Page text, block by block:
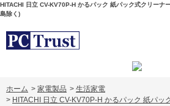
HITACHI 日立 CV-KV70P-H かるパック 紙パック式クリーナ
島除く)
ホーム > 家電製品 > 生活家電
> HITACHI 日立 CV-KV70P-H かるパック 紙パッ